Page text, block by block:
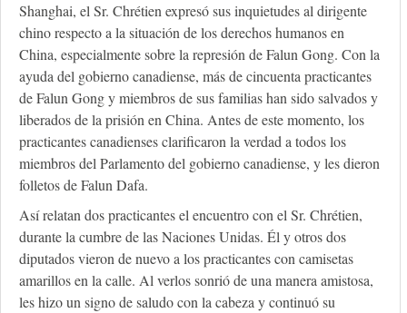
Shanghai, el Sr. Chrétien expresó sus inquietudes al dirigente
chino respecto a la situación de los derechos humanos en
China, especialmente sobre la represión de Falun Gong. Con la
ayuda del gobierno canadiense, más de cincuenta practicantes
de Falun Gong y miembros de sus familias han sido salvados y
liberados de la prisión en China. Antes de este momento, los
practicantes canadienses clarificaron la verdad a todos los
miembros del Parlamento del gobierno canadiense, y les dieron
folletos de Falun Dafa.
Así relatan dos practicantes el encuentro con el Sr. Chrétien,
durante la cumbre de las Naciones Unidas. Él y otros dos
diputados vieron de nuevo a los practicantes con camisetas
amarillos en la calle. Al verlos sonrió de una manera amistosa,
les hizo un signo de saludo con la cabeza y continuó su